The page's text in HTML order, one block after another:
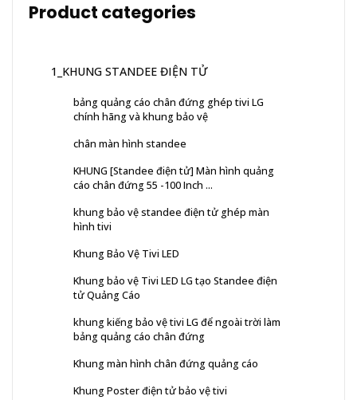
Product categories
1_KHUNG STANDEE ĐIỆN TỬ
bảng quảng cáo chân đứng ghép tivi LG
chính hãng và khung bảo vệ
chân màn hình standee
KHUNG [Standee điện tử] Màn hình quảng
cáo chân đứng 55 -100 Inch ...
khung bảo vệ standee điện tử ghép màn
hình tivi
Khung Bảo Vệ Tivi LED
Khung bảo vệ Tivi LED LG tạo Standee điện
tử Quảng Cáo
khung kiếng bảo vệ tivi LG để ngoài trời làm
bảng quảng cáo chân đứng
Khung màn hình chân đứng quảng cáo
Khung Poster điện tử bảo vệ tivi